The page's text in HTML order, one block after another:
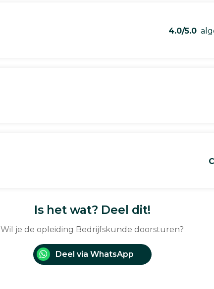
4.0/5.0
Is het wat? Deel dit!
Wil je de opleiding Bedrijfskunde doorsturen?
Deel via WhatsApp